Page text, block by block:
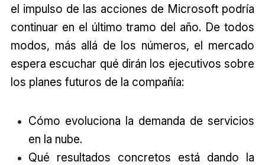
el impulso de las acciones de Microsoft podría
continuar en el último tramo del año. De todos
modos, más allá de los números, el mercado
espera escuchar qué dirán los ejecutivos sobre
los planes futuros de la compañía:
Cómo evoluciona la demanda de servicios
en la nube.
Qué resultados concretos está dando la